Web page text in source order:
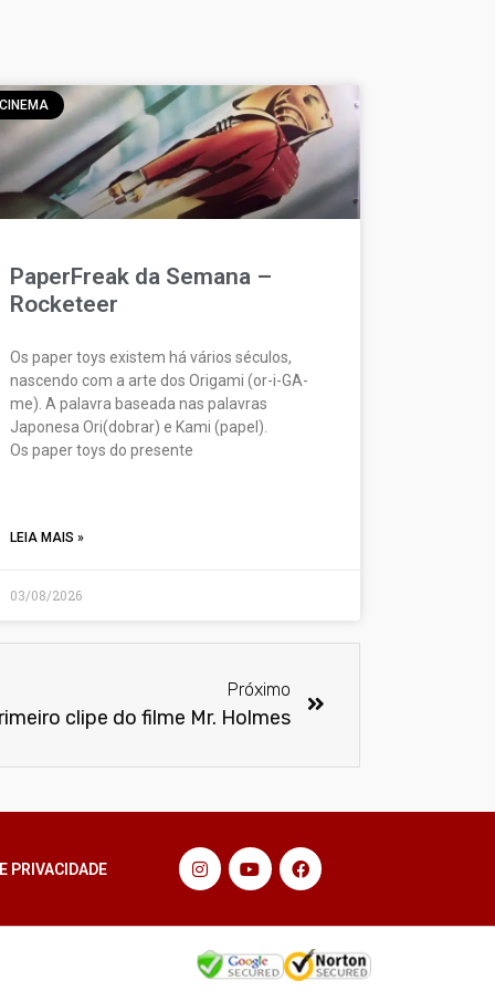
CINEMA
PaperFreak da Semana –
Rocketeer
Os paper toys existem há vários séculos,
nascendo com a arte dos Origami (or-i-GA-
me). A palavra baseada nas palavras
Japonesa Ori(dobrar) e Kami (papel).
Os paper toys do presente
LEIA MAIS »
03/08/2026
Próximo
clipe do filme Mr. Holmes
PRIVACIDADE